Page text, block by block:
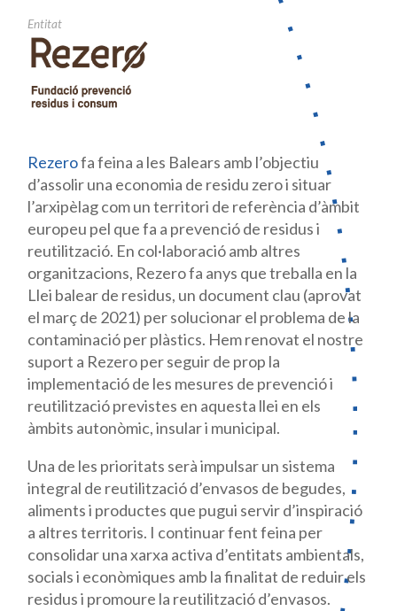
Entitat
Rezerofa feina a les Balears amb l’objectiu
d’assolir una economia de residu zero i situar
l’arxipèlag com un territori de referència d’àmbit
europeu pel que fa a prevenció de residus i
reutilització. En col·laboració amb altres
organitzacions, Rezero fa anys que treballa en la
Llei balear de residus, un document clau (aprovat
el març de 2021) per solucionar el problema de la
contaminació per plàstics. Hem renovat el nostre
suport a Rezero per seguir de prop la
implementació de les mesures de prevenció i
reutilització previstes en aquesta llei en els
àmbits autonòmic, insular i municipal.
Una de les prioritats serà impulsar un sistema
integral de reutilització d’envasos de begudes,
aliments i productes que pugui servir d’inspiració
a altres territoris. I continuar fent feina per
consolidar una xarxa activa d’entitats ambientals,
socials i econòmiques amb la finalitat de reduir els
residus i promoure la reutilització d’envasos.